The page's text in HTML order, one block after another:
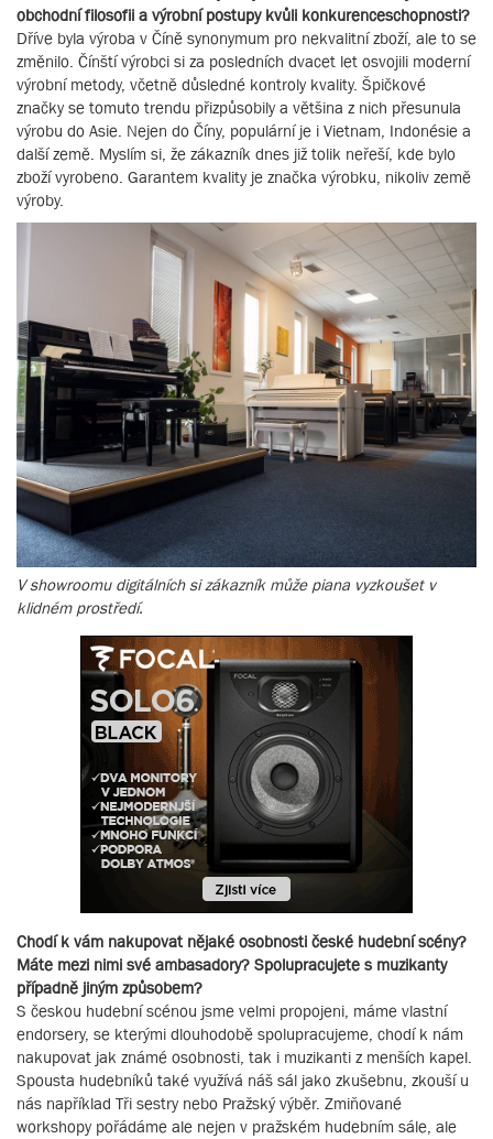
obchodní filosofii a výrobní postupy kvůli konkurenceschopnosti?
Dříve byla výroba v Číně synonymum pro nekvalitní zboží, ale to se
změnilo. Čínští výrobci si za posledních dvacet let osvojili moderní
výrobní metody, včetně důsledné kontroly kvality. Špičkové
značky se tomuto trendu přizpůsobily a většina z nich přesunula
výrobu do Asie. Nejen do Číny, populární je i Vietnam, Indonésie a
další země. Myslím si, že zákazník dnes již tolik neřeší, kde bylo
zboží vyrobeno. Garantem kvality je značka výrobku, nikoliv země
výroby.
V showroomu digitálních si zákazník může piana vyzkoušet v
klidném prostředí.
Chodí k vám nakupovat nějaké osobnosti české hudební scény?
Máte mezi nimi své ambasadory? Spolupracujete s muzikanty
případně jiným způsobem?
S českou hudební scénou jsme velmi propojeni, máme vlastní
endorsery, se kterými dlouhodobě spolupracujeme, chodí k nám
nakupovat jak známé osobnosti, tak i muzikanti z menších kapel.
Spousta hudebníků také využívá náš sál jako zkušebnu, zkouší u
nás například Tři sestry nebo Pražský výběr. Zmiňované
workshopy pořádáme ale nejen v pražském hudebním sále, ale